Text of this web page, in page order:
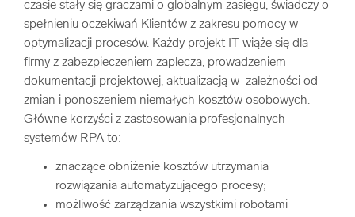
czasie stały się graczami o globalnym zasięgu, świadczy o
spełnieniu oczekiwań Klientów z zakresu pomocy w
optymalizacji procesów. Każdy projekt IT wiąże się dla
firmy z zabezpieczeniem zaplecza, prowadzeniem
dokumentacji projektowej, aktualizacją w zależności od
zmian i ponoszeniem niemałych kosztów osobowych.
Główne korzyści z zastosowania profesjonalnych
systemów RPA to:
znaczące obniżenie kosztów utrzymania
rozwiązania automatyzującego procesy;
możliwość zarządzania wszystkimi robotami